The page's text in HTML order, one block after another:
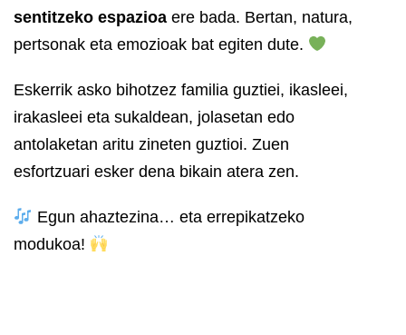
sentitzeko espazioa ere bada. Bertan, natura,
pertsonak eta emozioak bat egiten dute.
Eskerrik asko bihotzez familia guztiei, ikasleei,
irakasleei eta sukaldean, jolasetan edo
antolaketan aritu zineten guztioi. Zuen
esfortzuari esker dena bikain atera zen.
Egun ahaztezina… eta errepikatzeko
modukoa!